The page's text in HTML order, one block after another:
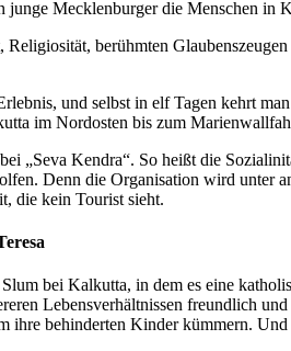
junge Mecklenburger die Menschen in
berühmten
und selbst in elf Tagen kehrt
im Nordosten bis zum
„Seva Kendra“. So heißt die
Denn die Organisation wird unter
die kein Tourist sieht.
bei Kalkutta, in dem es eine
Lebensverhältnissen freundlich
ihre behinderten Kinder kümmern.